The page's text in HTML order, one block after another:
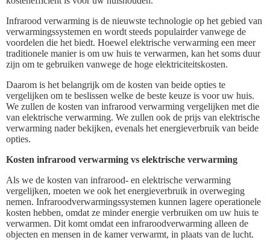
Infrarood verwarming is de nieuwste technologie op het gebied van
verwarmingssystemen en wordt steeds populairder vanwege de
voordelen die het biedt. Hoewel elektrische verwarming een meer
traditionele manier is om uw huis te verwarmen, kan het soms duur
zijn om te gebruiken vanwege de hoge elektriciteitskosten.
Daarom is het belangrijk om de kosten van beide opties te
vergelijken om te beslissen welke de beste keuze is voor uw huis.
We zullen de kosten van infrarood verwarming vergelijken met die
van elektrische verwarming. We zullen ook de prijs van elektrische
verwarming nader bekijken, evenals het energieverbruik van beide
opties.
Kosten infrarood verwarming vs elektrische verwarming
Als we de kosten van infrarood- en elektrische verwarming
vergelijken, moeten we ook het energieverbruik in overweging
nemen. Infraroodverwarmingssystemen kunnen lagere operationele
kosten hebben, omdat ze minder energie verbruiken om uw huis te
verwarmen. Dit komt omdat een infraroodverwarming alleen de
objecten en mensen in de kamer verwarmt, in plaats van de lucht.